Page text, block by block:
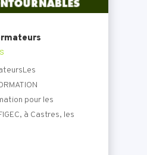
pour les
à Castres, les